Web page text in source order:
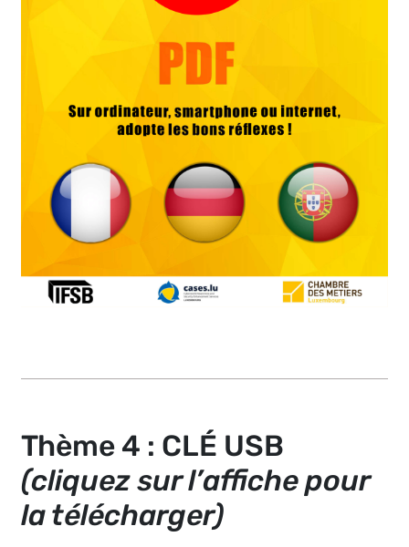
Thème 4 : CLÉ USB
(cliquez sur l’affiche pour
la télécharger)